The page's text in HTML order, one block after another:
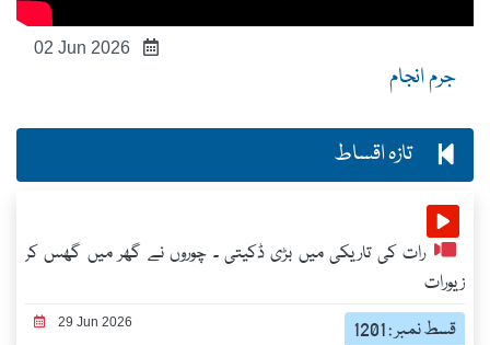
02 Jun 2026
جرم انجام
تازہ اقساط
رات کی تاریکی میں بڑی ڈکیتی ۔ چوروں نے گھر میں گھس کر
زیورات
29 Jun 2026 قسط نمبر : 1201